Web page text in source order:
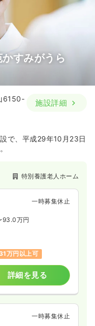
すみがうら
6150-
施設詳細
で、平成29年10月23日
特別養護老人ホーム
一時募集休止
93.0万円
万円以上可
詳細を見る
一時募集休止